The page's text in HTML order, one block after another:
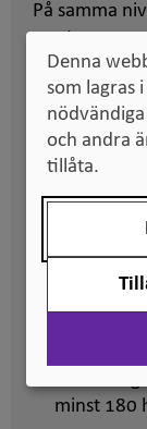
På samma
SeQF-nivå
Omfattar
Har en
Ger
minst 180
Denna
som lagras
och andra
tillåta.